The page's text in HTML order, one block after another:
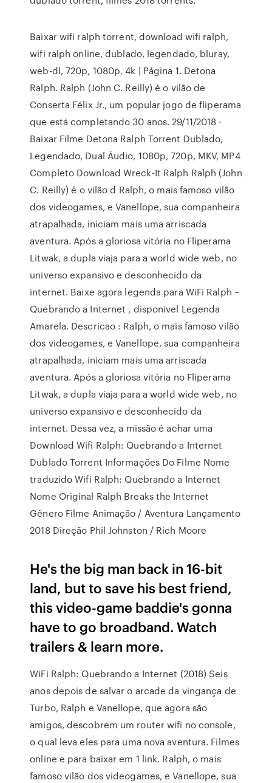
Baixar wifi ralph torrent, download wifi ralph,
wifi ralph online, dublado, legendado, bluray,
web-dl, 720p, 1080p, 4k | Página 1. Detona
Ralph. Ralph (John C. Reilly) é o vilão de
Conserta Félix Jr., um popular jogo de fliperama
que está completando 30 anos. 29/11/2018 ·
Baixar Filme Detona Ralph Torrent Dublado,
Legendado, Dual Áudio, 1080p, 720p, MKV, MP4
Completo Download Wreck-It Ralph Ralph (John
C. Reilly) é o vilão d Ralph, o mais famoso vilão
dos videogames, e Vanellope, sua companheira
atrapalhada, iniciam mais uma arriscada
aventura. Após a gloriosa vitória no Fliperama
Litwak, a dupla viaja para a world wide web, no
universo expansivo e desconhecido da
internet. Baixe agora legenda para WiFi Ralph –
Quebrando a Internet , disponivel Legenda
Amarela. Descricao : Ralph, o mais famoso vilão
dos videogames, e Vanellope, sua companheira
atrapalhada, iniciam mais uma arriscada
aventura. Após a gloriosa vitória no Fliperama
Litwak, a dupla viaja para a world wide web, no
universo expansivo e desconhecido da
internet. Dessa vez, a missão é achar uma
Download Wifi Ralph: Quebrando a Internet
Dublado Torrent Informações Do Filme Nome
traduzido Wifi Ralph: Quebrando a Internet
Nome Original Ralph Breaks the Internet
Gênero Filme Animação / Aventura Lançamento
2018 Direção Phil Johnston / Rich Moore
He's the big man back in 16-bit
land, but to save his best friend,
this video-game baddie's gonna
have to go broadband. Watch
trailers & learn more.
WiFi Ralph: Quebrando a Internet (2018) Seis
anos depois de salvar o arcade da vingança de
Turbo, Ralph e Vanellope, que agora são
amigos, descobrem um router wifi no console,
o qual leva eles para uma nova aventura. Filmes
online e para baixar em 1 link. Ralph, o mais
famoso vilão dos videogames, e Vanellope, sua